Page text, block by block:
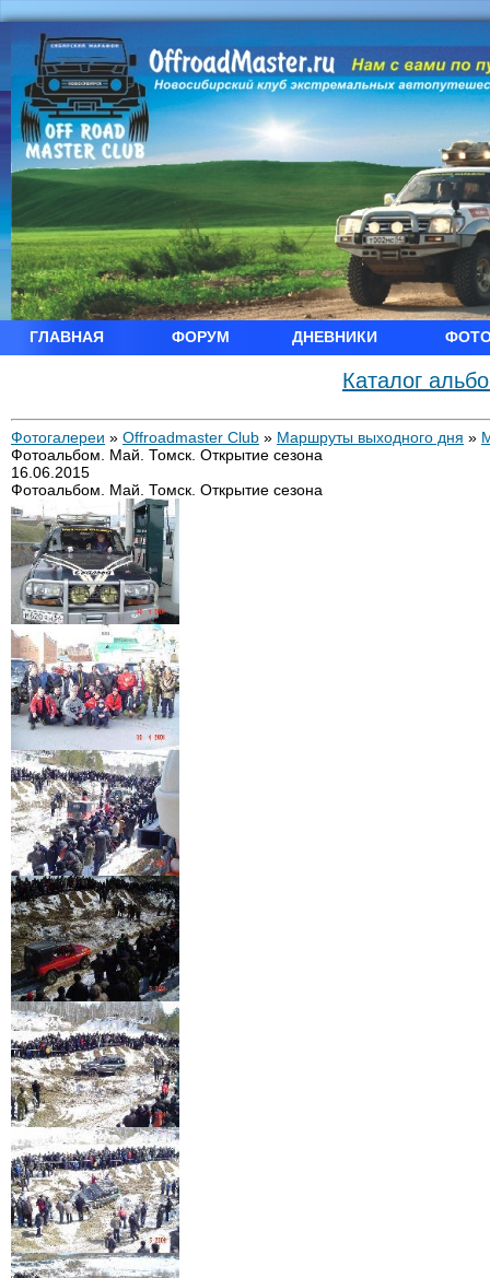
ГЛАВНАЯ ФОРУМ ДНЕВНИКИ
Каталог
Фотогалереи » Offroadmaster Club » Маршруты выходного дня »
Фотоальбом. Май. Томск. Открытие сезона
16.06.2015
Фотоальбом. Май. Томск. Открытие сезона